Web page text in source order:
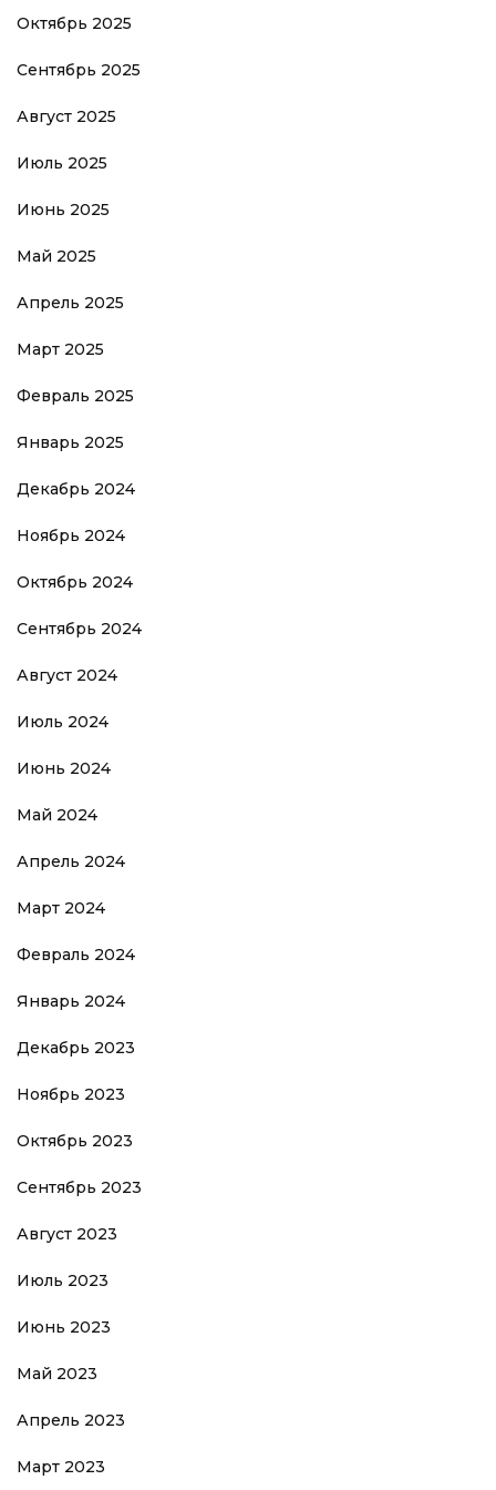
Октябрь 2025
Сентябрь 2025
Август 2025
Июль 2025
Июнь 2025
Май 2025
Апрель 2025
Март 2025
Февраль 2025
Январь 2025
Декабрь 2024
Ноябрь 2024
Октябрь 2024
Сентябрь 2024
Август 2024
Июль 2024
Июнь 2024
Май 2024
Апрель 2024
Март 2024
Февраль 2024
Январь 2024
Декабрь 2023
Ноябрь 2023
Октябрь 2023
Сентябрь 2023
Август 2023
Июль 2023
Июнь 2023
Май 2023
Апрель 2023
Март 2023